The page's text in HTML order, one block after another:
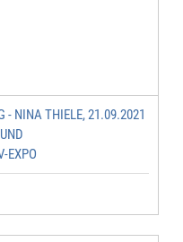
- NINA THIELE, 21.09.2021
EXPO